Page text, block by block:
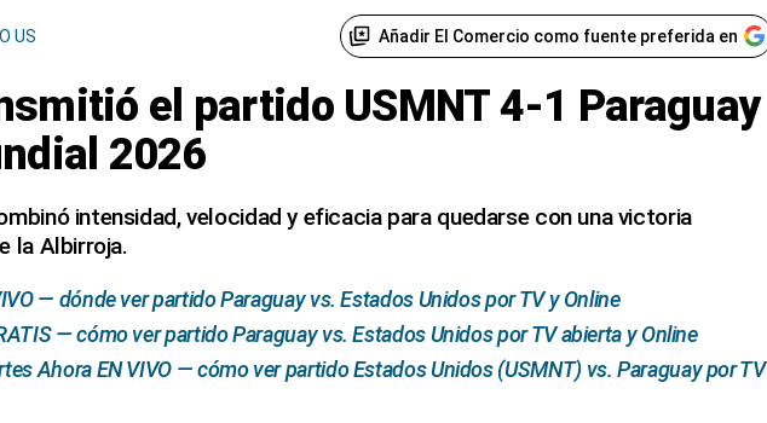
US Añadir El Comercio como fuente preferida en
el partido USMNT 4-1 Paraguay
2026
intensidad, velocidad y eficacia para quedarse con una victoria
la Albirroja.
— dónde ver partido Paraguay vs. Estados Unidos por TV y Online
— cómo ver partido Paraguay vs. Estados Unidos por TV abierta y Online
Ahora EN VIVO — cómo ver partido Estados Unidos (USMNT) vs. Paraguay por TV